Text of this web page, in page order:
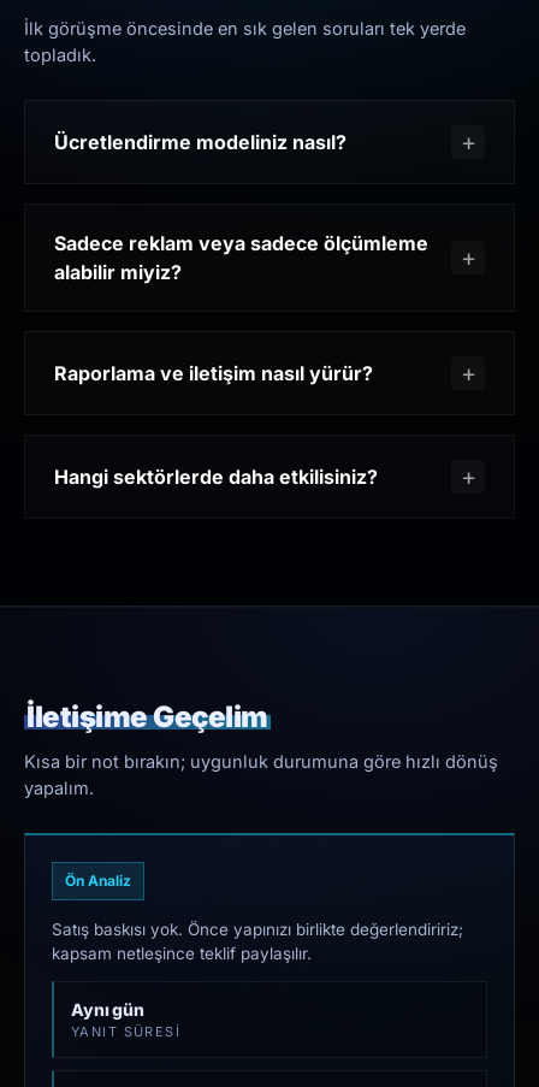
İlk görüşme öncesinde en sık gelen soruları tek yerde
topladık.
Ücretlendirme modeliniz nasıl?
Sadece reklam veya sadece ölçümleme
alabilir miyiz?
Raporlama ve iletişim nasıl yürür?
Hangi sektörlerde daha etkilisiniz?
İletişime Geçelim
Kısa bir not bırakın; uygunluk durumuna göre hızlı dönüş
yapalım.
Ön Analiz
Satış baskısı yok. Önce yapınızı birlikte değerlendiririz;
kapsam netleşince teklif paylaşılır.
Aynı gün
YANIT SÜRESI